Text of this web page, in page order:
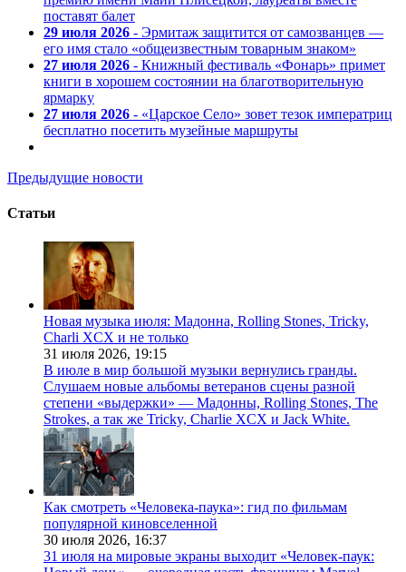
поставят балет
29 июля 2026 - Эрмитаж защитится от самозванцев —
его имя стало «общеизвестным товарным знаком»
27 июля 2026 - Книжный фестиваль «Фонарь» примет
книги в хорошем состоянии на благотворительную
ярмарку
27 июля 2026 - «Царское Село» зовет тезок императриц
бесплатно посетить музейные маршруты
Предыдущие новости
Статьи
Новая музыка июля: Мадонна, Rolling Stones, Tricky,
Charli XCX и не только
31 июля 2026, 19:15
В июле в мир большой музыки вернулись гранды.
Слушаем новые альбомы ветеранов сцены разной
степени «выдержки» — Мадонны, Rolling Stones, The
Strokes, а так же Tricky, Charlie XCX и Jack White.
Как смотреть «Человека-паука»: гид по фильмам
популярной киновселенной
30 июля 2026, 16:37
31 июля на мировые экраны выходит «Человек-паук: